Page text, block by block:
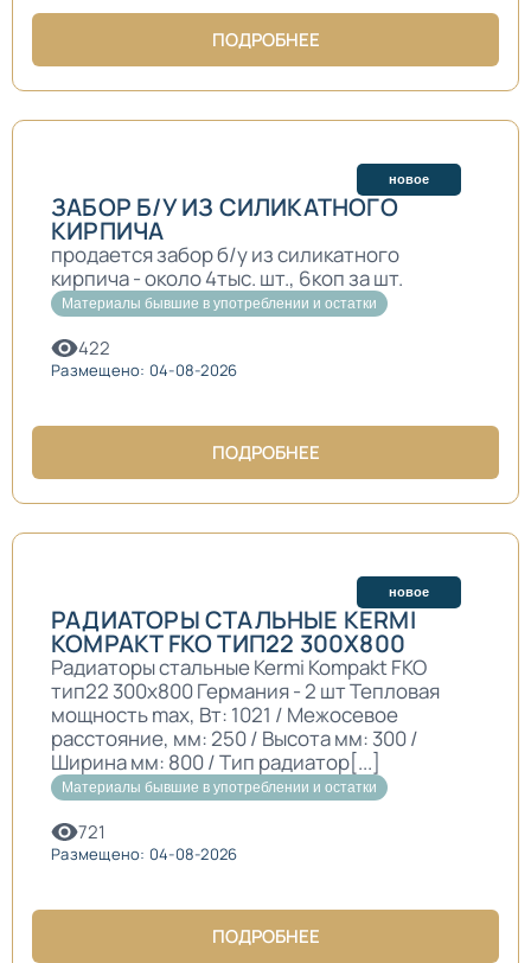
ПОДРОБНЕЕ
новое
ЗАБОР Б/У ИЗ СИЛИКАТНОГО
КИРПИЧА
продается забор б/у из силикатного
кирпича - около 4тыс. шт., 6коп за шт.
Материалы бывшие в употреблении и остатки
422
Размещено: 04-08-2026
ПОДРОБНЕЕ
новое
РАДИАТОРЫ СТАЛЬНЫЕ KERMI
KOMPAKT FKO ТИП22 300Х800
Радиаторы стальные Kermi Kompakt FKO
тип22 300х800 Германия - 2 шт Тепловая
мощность max, Вт: 1021 / Межосевое
расстояние, мм: 250 / Высота мм: 300 /
Ширина мм: 800 / Тип радиатор[...]
Материалы бывшие в употреблении и остатки
721
Размещено: 04-08-2026
ПОДРОБНЕЕ